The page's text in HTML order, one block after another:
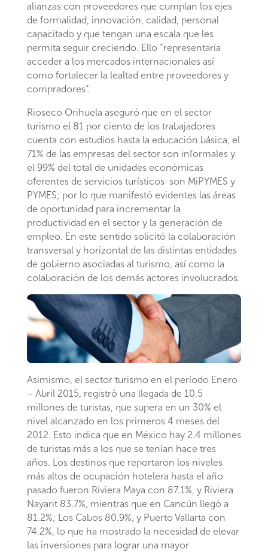
alianzas con proveedores que cumplan los ejes
de formalidad, innovación, calidad, personal
capacitado y que tengan una escala que les
permita seguir creciendo. Ello “representaría
acceder a los mercados internacionales así
como fortalecer la lealtad entre proveedores y
compradores”.
Rioseco Orihuela aseguró que en el sector
turismo el 81 por ciento de los trabajadores
cuenta con estudios hasta la educación básica, el
71% de las empresas del sector son informales y
el 99% del total de unidades económicas
oferentes de servicios turísticos son MiPYMES y
PYMES; por lo que manifestó evidentes las áreas
de oportunidad para incrementar la
productividad en el sector y la generación de
empleo. En este sentido solicitó la colaboración
transversal y horizontal de las distintas entidades
de gobierno asociadas al turismo, así como la
colaboración de los demás actores involucrados.
Asimismo, el sector turismo en el período Enero
– Abril 2015, registró una llegada de 10.5
millones de turistas, que supera en un 30% el
nivel alcanzado en los primeros 4 meses del
2012. Esto indica que en México hay 2.4 millones
de turistas más a los que se tenían hace tres
años. Los destinos que reportaron los niveles
más altos de ocupación hotelera hasta el año
pasado fueron Riviera Maya con 87.1%, y Riviera
Nayarit 83.7%, mientras que en Cancún llegó a
81.2%; Los Cabos 80.9%, y Puerto Vallarta con
74.2%, lo que ha mostrado la necesidad de elevar
las inversiones para lograr una mayor